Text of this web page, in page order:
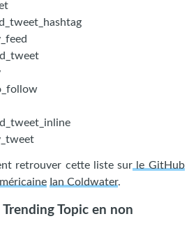
retrouver cette liste sur le GitHub
Ian Coldwater.
Topic en non